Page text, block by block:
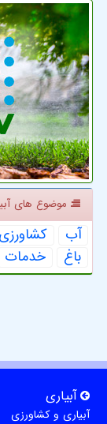
موضوع های
آب كشاورزی
باغ
خدمات
آبیاری
آبیاری و کشاورزی